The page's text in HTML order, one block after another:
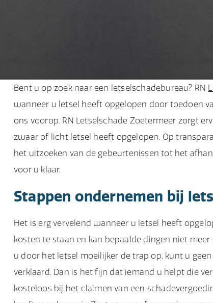
Bent u op zoek naar een letselschadebureau? RN
wanneer u letsel heeft opgelopen door toedoen
ons voorop. RN Letselschade Zoetermeer zorgt
zwaar of licht letsel heeft opgelopen. Op
het uitzoeken van de gebeurtenissen tot het
voor u klaar.
Stappen ondernemen bij
Het is erg vervelend wanneer u letsel heeft
kosten te staan en kan bepaalde dingen niet
u door het letsel moeilijker de trap op, kunt u
verklaard. Dan is het fijn dat iemand u helpt die
kosteloos bij het claimen van een